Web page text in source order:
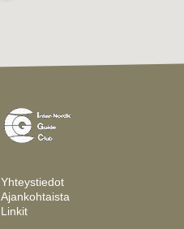
Yhteystiedot
Ajankohtaista
Linkit